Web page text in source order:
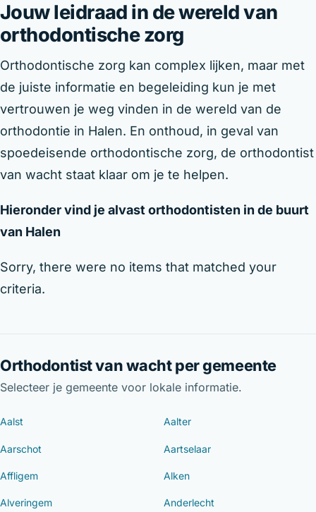
Jouw leidraad in de wereld van
orthodontische zorg
Orthodontische zorg kan complex lijken, maar met
de juiste informatie en begeleiding kun je met
vertrouwen je weg vinden in de wereld van de
orthodontie in Halen. En onthoud, in geval van
spoedeisende orthodontische zorg, de orthodontist
van wacht staat klaar om je te helpen.
Hieronder vind je alvast orthodontisten in de buurt
van Halen
Sorry, there were no items that matched your
criteria.
Orthodontist van wacht per gemeente
Selecteer je gemeente voor lokale informatie.
Aalst Aalter
Aarschot Aartselaar
Affligem Alken
Alveringem Anderlecht